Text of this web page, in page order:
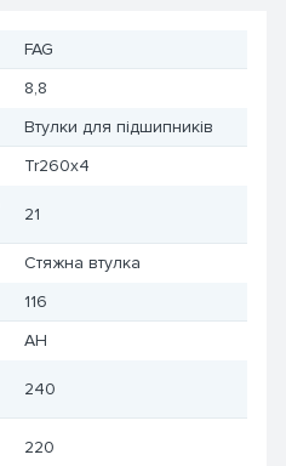
FAG
8,8
Втулки для підшипників
Tr260x4
21
Стяжна втулка
116
AH
240
220